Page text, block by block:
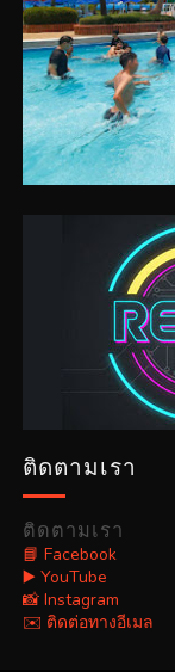
ติดตามเรา
ติดตามเรา
📘 Facebook
▶️ YouTube
📸 Instagram
✉️ ติดต่อทางอีเมล